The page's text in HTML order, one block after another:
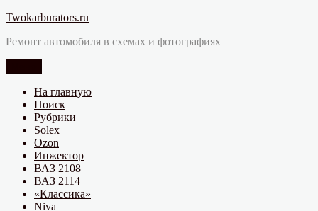
Перейти
содержимому
Twokarburators.ru
Ремонт автомобиля в схемах и фотографиях
На главную
Поиск
Рубрики
Solex
Ozon
Инжектор
ВАЗ 2108
ВАЗ 2114
«Классика»
Niva